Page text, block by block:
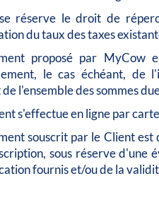
réserve le droit de
du taux des taxes
proposé par
le cas échéant, de
l'ensemble des sommes
s'effectue en ligne par
souscrit par le Client
sous réserve d'une
fournis et/ou de la